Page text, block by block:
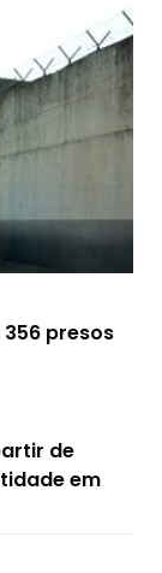
356 presos
de
em